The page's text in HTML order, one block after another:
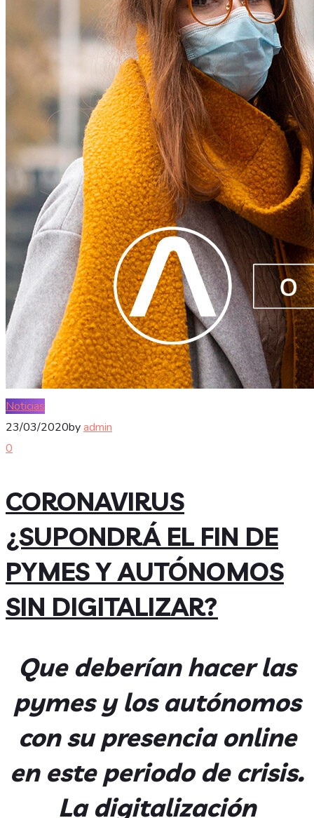
Noticias
23/03/2020byadmin
0
CORONAVIRUS
¿SUPONDRÁ EL FIN DE
PYMES Y AUTÓNOMOS
SIN DIGITALIZAR?
Que deberían hacer las
pymes y los autónomos
con su presencia online
en este periodo de crisis.
La digitalización